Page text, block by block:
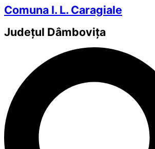
Comuna I. L. Caragiale
Județul Dâmbovița